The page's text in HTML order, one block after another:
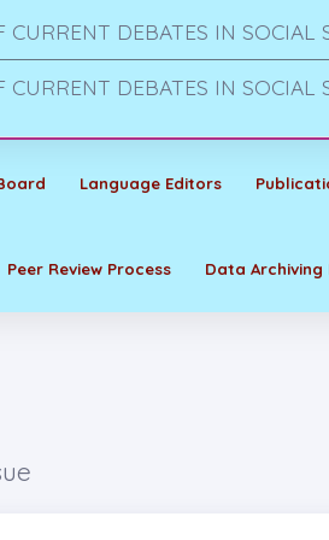
DEBATES IN SOCIAL
DEBATES IN SOCIAL
Language Editors
Peer Review Process Data Archiving